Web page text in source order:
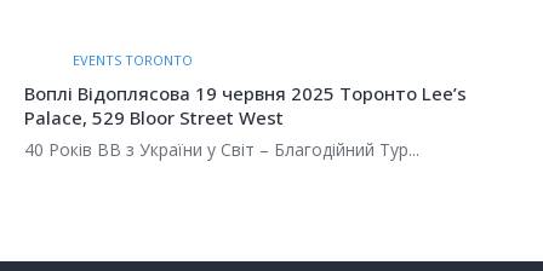
EVENTS TORONTO
Воплі Відоплясова 19 червня 2025 Торонто Lee’s
Palace, 529 Bloor Street West
40 Років ВВ з України у Світ – Благодійний Тур...